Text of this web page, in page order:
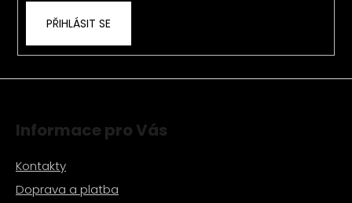
ý
p
PŘIHLÁSIT SE
Informace pro Vás
Kontakty
Doprava a platba